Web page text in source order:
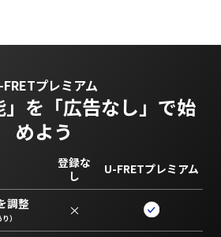
FRETプレミアム
」を 「広告なし」で始
めよう
登録な
し
U-FRETプレミアム
調整
） ×